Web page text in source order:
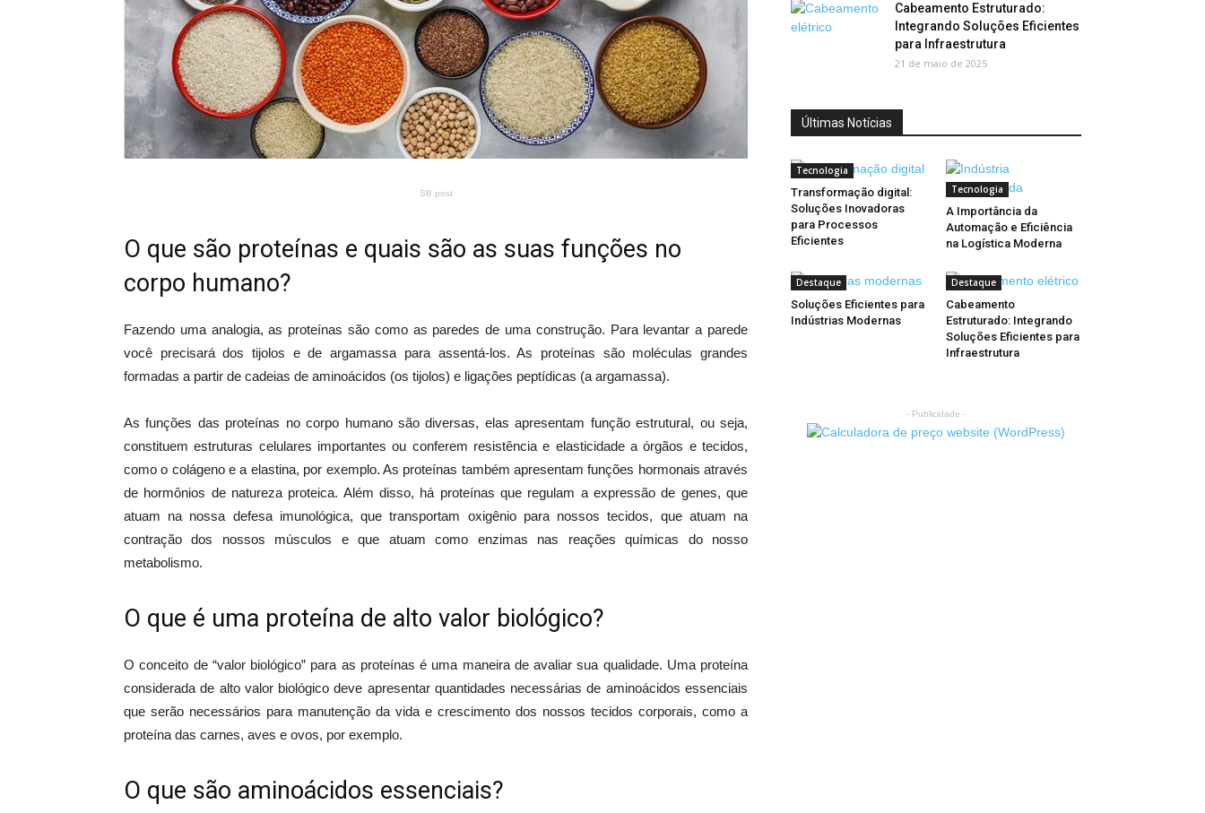
SB post
O que são proteínas e quais são as suas funções no
corpo humano?
Fazendo uma analogia, as proteínas são como as paredes de uma construção. Para levantar a parede
você precisará dos tijolos e de argamassa para assentá-los. As proteínas são moléculas grandes
formadas a partir de cadeias de aminoácidos (os tijolos) e ligações peptídicas (a argamassa).
As funções das proteínas no corpo humano são diversas, elas apresentam função estrutural, ou seja,
constituem estruturas celulares importantes ou conferem resistência e elasticidade a órgãos e tecidos,
como o colágeno e a elastina, por exemplo. As proteínas também apresentam funções hormonais através
de hormônios de natureza proteica. Além disso, há proteínas que regulam a expressão de genes, que
atuam na nossa defesa imunológica, que transportam oxigênio para nossos tecidos, que atuam na
contração dos nossos músculos e que atuam como enzimas nas reações químicas do nosso
metabolismo.
O que é uma proteína de alto valor biológico?
O conceito de “valor biológico” para as proteínas é uma maneira de avaliar sua qualidade. Uma proteína
considerada de alto valor biológico deve apresentar quantidades necessárias de aminoácidos essenciais
que serão necessários para manutenção da vida e crescimento dos nossos tecidos corporais, como a
proteína das carnes, aves e ovos, por exemplo.
O que são aminoácidos essenciais?
Cabeamento Estruturado:
Integrando Soluções Eficientes
para Infraestrutura
21 de maio de 2025
Últimas Notícias
Tecnologia
Transformação digital:
Soluções Inovadoras
para Processos
Eficientes
Tecnologia
A Importância da
Automação e Eficiência
na Logística Moderna
Destaque
Soluções Eficientes para
Indústrias Modernas
Destaque
Cabeamento
Estruturado: Integrando
Soluções Eficientes para
Infraestrutura
- Publicidade -